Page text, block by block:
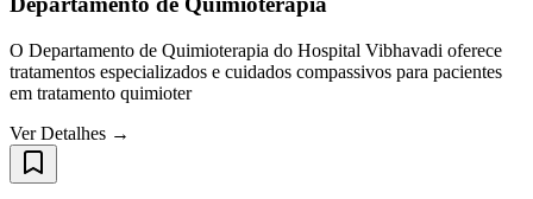
O Departamento de Quimioterapia do Hospital Vibhavadi oferece
tratamentos especializados e cuidados compassivos para pacientes
em tratamento quimioter
Ver Detalhes →